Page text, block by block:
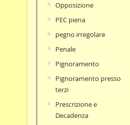
Opposizione
PEC piena
pegno irregolare
Penale
Pignoramento
Pignoramento presso
terzi
Prescrizione e
Decadenza